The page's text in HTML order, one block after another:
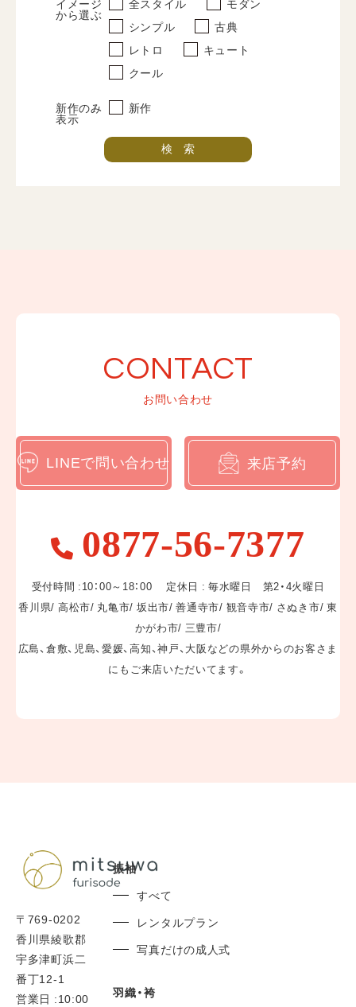
写真だけの成人式
プラン
卒業式レンタルプラン
ブログ一覧
LINEでお問い合わせ
来店予約
〒769-0202
香川県綾歌郡宇多津町浜二番丁12-1
から選ぶ
シンプル
古典
レトロ
キュート
クール
新作のみ
表示
新作
CONTACT
お問い合わせ
LINEで問い合わせ 来店予約
0877-56-7377
受付時間 :10：00～18：00 定休日 : 毎水曜日 第2・4火曜日
香川県/ 高松市/ 丸亀市/ 坂出市/ 善通寺市/ 観音寺市/ さぬき市/ 東
かがわ市/ 三豊市/
広島、倉敷、児島、愛媛、高知、神戸、大阪などの県外からのお客さま
にもご来店いただいてます。
〒769-0202
香川県綾歌郡
宇多津町浜二
番丁12-1
営業日 :10:00
振袖
すべて
レンタルプラン
写真だけの成人式
羽織・袴